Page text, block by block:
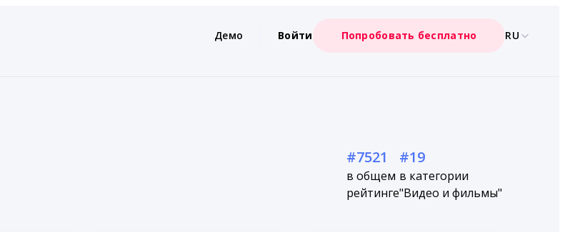
Демо Войти Попробовать бесплатно RU
#7521
в общем
рейтинге
#19
в категории
"Видео и фильмы"